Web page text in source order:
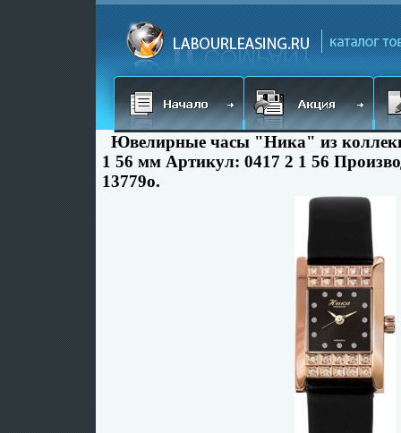
Ювелирные часы "Ника" из
1 56 мм Артикул: 0417 2 1 56
13779o.